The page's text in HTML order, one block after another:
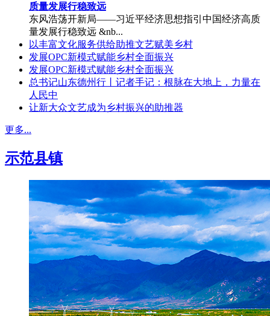
质量发展行稳致远
东风浩荡开新局——习近平经济思想指引中国经济高质
量发展行稳致远 &nb...
以丰富文化服务供给助推文艺赋美乡村
发展OPC新模式赋能乡村全面振兴
发展OPC新模式赋能乡村全面振兴
总书记山东德州行丨记者手记：根脉在大地上，力量在
人民中
让新大众文艺成为乡村振兴的助推器
更多...
示范县镇